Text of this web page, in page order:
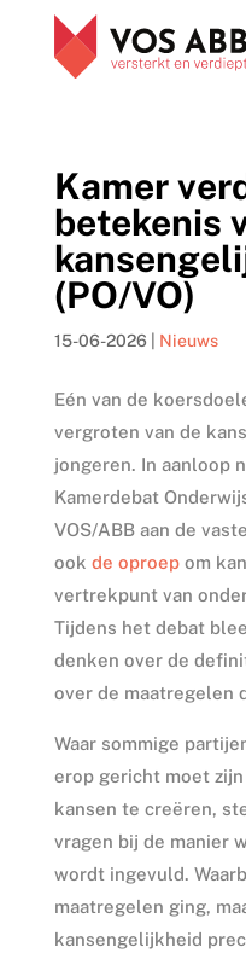
Kamer
betekenis
(PO/VO)
15-06-2026| Nieuws
Eén van de
vergroten van de
jongeren. In aanloop
Kamerdebat
VOS/ABB aan de
ook de oproep om
vertrekpunt van
Tijdens het debat
denken over de
over de maatregelen
Waar sommige
erop gericht moet
kansen te creëren,
vragen bij de manier
wordt ingevuld.
maatregelen ging,
kansengelijkheid